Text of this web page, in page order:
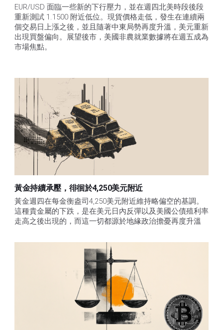
EUR/USD 面臨一些新的下行壓力，並在週四北美時段後段
重新測試 1.1500 附近低位。現貨價格走低，發生在連續兩
個交易日上漲之後，並且隨著中東局勢再度升溫，美元重新
出現買盤偏向。展望後市，美國非農就業數據將在週五成為
市場焦點。
黃金持續承壓，徘徊於4,250美元附近
黃金週四在每金衡盎司4,250美元附近維持略偏空的基調。
這種貴金屬的下跌，是在美元日內反彈以及美國公債殖利率
走高之後出現的，而這一切都源於地緣政治擔憂再度升溫